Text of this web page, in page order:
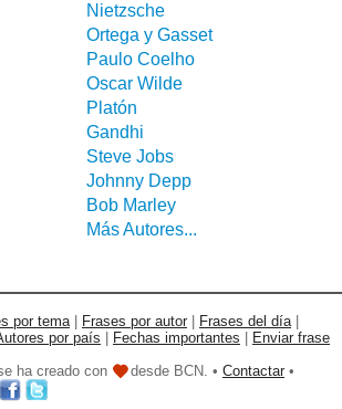
Nietzsche
Ortega y Gasset
Paulo Coelho
Oscar Wilde
Platón
Gandhi
Steve Jobs
Johnny Depp
Bob Marley
Más Autores...
por tema| Frases por autor Frases del día|
por país Fechas importantes
Enviar frase
ha creado con desde BCN. • Contactar •